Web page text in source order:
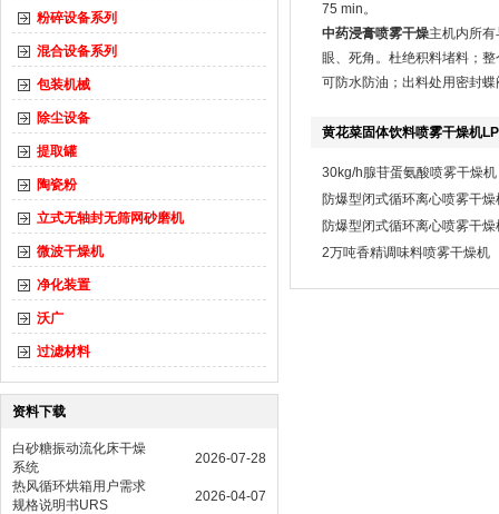
粉碎设备系列
混合设备系列
包装机械
除尘设备
提取罐
陶瓷粉
立式无轴封无筛网砂磨机
微波干燥机
净化装置
沃广
过滤材料
资料下载
白砂糖振动流化床干燥
系统
2026-07-28
热风循环烘箱用户需求
规格说明书URS
2026-04-07
75 min。
中药浸膏喷雾干燥主机内所有
眼、死角。杜绝积料堵料；
可防水防油；出料处用密封
黄花菜固体饮料喷雾干燥机
30kg/h腺苷蛋氨酸喷雾干燥机
防爆型闭式循环离心喷雾干
防爆型闭式循环离心喷雾干燥
2万吨香精调味料喷雾干燥机